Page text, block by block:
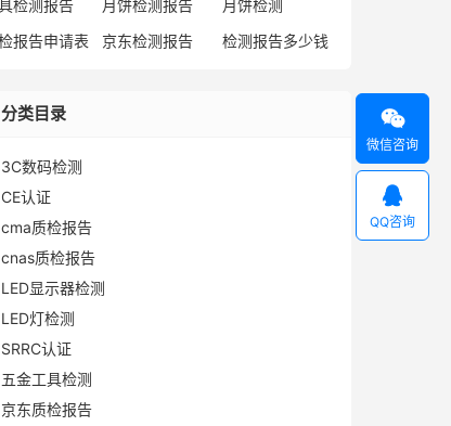
检测报告
月饼检测报告
月饼检测
报告申请表
京东检测报告 检测报告多少钱
分类目录
3C数码检测
CE认证
cma质检报告
cnas质检报告
LED显示器检测
LED灯检测
SRRC认证
五金工具检测
京东质检报告

微信咨询

QQ咨询